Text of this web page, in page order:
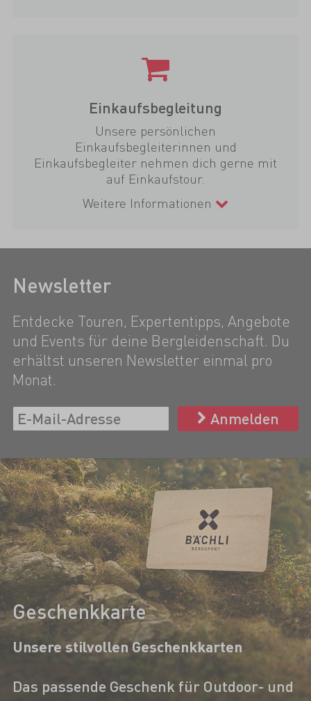
Einkaufsbegleitung
Unsere persönlichen
Einkaufsbegleiterinnen und
Einkaufsbegleiter nehmen dich gerne mit
auf Einkaufstour.
Weitere Informationen
Newsletter
Entdecke Touren, Expertentipps, Angebote
und Events für deine Bergleidenschaft. Du
erhältst unseren Newsletter einmal pro
Monat.
Anmelden
Geschenkkarte
Unsere stilvollen Geschenkkarten
Das passende Geschenk für Outdoor- und